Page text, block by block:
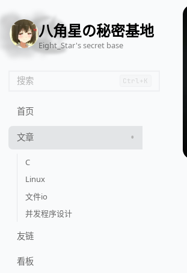
🙌
🐟
🏖️
八角星の秘密基地
Eight_Star's secret base
搜索 Ctrl+K
首页
文章
C
Linux
文件io
并发程序设计
友链
看板